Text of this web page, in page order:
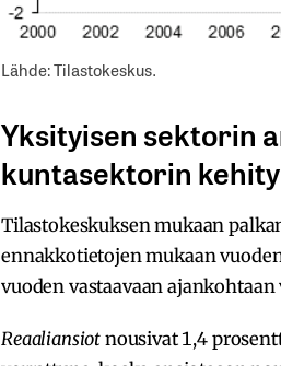
Lähde: Tilastokeskus.
Yksityisen sektorin
kuntasektorin
Tilastokeskuksen mukaan
ennakkotietojen mukaan
vuoden vastaavaan
Reaaliansiot nousivat 1,4